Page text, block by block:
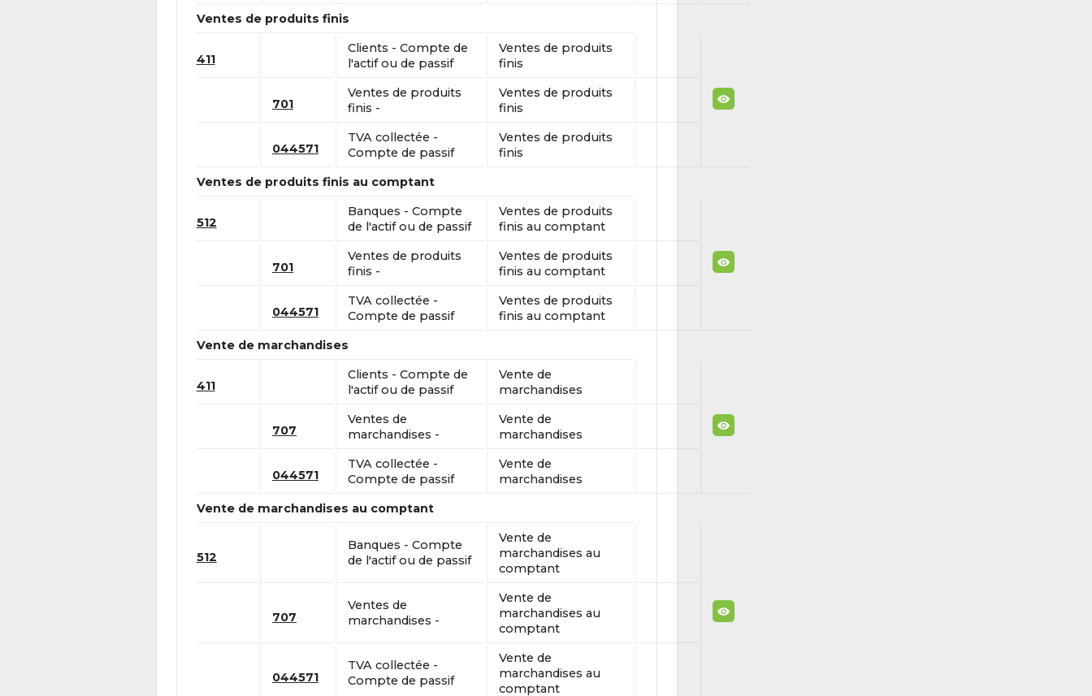
Ventes de produits finis
411
Clients - Compte de
l'actif ou de passif
Ventes de produits
finis
701
Ventes de produits
finis -
Ventes de produits
finis
044571
TVA collectée -
Compte de passif
Ventes de produits
finis
Ventes de produits finis au comptant
512
Banques - Compte
de l'actif ou de passif
Ventes de produits
finis au comptant
701
Ventes de produits
finis -
Ventes de produits
finis au comptant
044571
TVA collectée -
Compte de passif
Ventes de produits
finis au comptant
Vente de marchandises
411
Clients - Compte de
l'actif ou de passif
Vente de
marchandises
707
Ventes de
marchandises -
Vente de
marchandises
044571
TVA collectée -
Compte de passif
Vente de
marchandises
Vente de marchandises au comptant
512
Banques - Compte
de l'actif ou de passif
Vente de
marchandises au
comptant
707
Ventes de
marchandises -
Vente de
marchandises au
comptant
044571
TVA collectée -
Compte de passif
Vente de
marchandises au
comptant